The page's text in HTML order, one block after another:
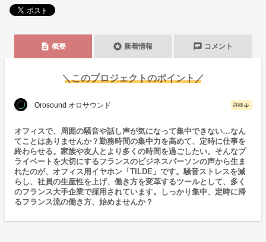
description 概要 stars 新着情報 chat コメント
＼このプロジェクトのポイント／
Orosound オロサウンド 詳細 arrow_downward
オフィスで、周囲の騒音や話し声が気になって集中できない…なん
てことはありませんか？勤務時間の集中力を高めて、定時に仕事を
終わらせる。家族や友人とより多くの時間を過ごしたい。そんなプ
ライベートを大切にするフランスのビジネスパーソンの声から生ま
れたのが、オフィス用イヤホン「TILDE」です。騒音ストレスを減
らし、社員の生産性を上げ、働き方を変革するツールとして、多く
のフランス大手企業で採用されています。しっかり集中、定時に帰
るフランス流の働き方、始めませんか？